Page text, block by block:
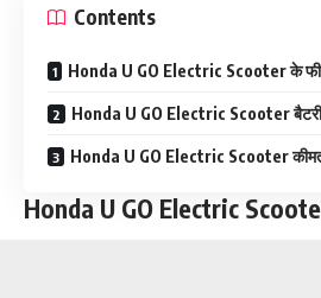
Contents
Honda U GO Electric Scooter के
Honda U GO Electric Scooter
Honda U GO Electric Scooter
Honda U GO Electric